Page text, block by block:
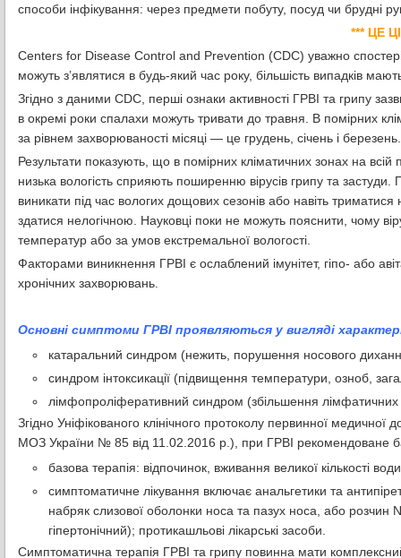
способи інфікування: через предмети побуту, посуд чи брудні
*** ЦЕ
Centers for Disease Control and Prevention (CDC) уважно
можуть з’являтися в будь-який час року, більшість випадків
Згідно з даними CDC, перші ознаки активності ГРВІ та грипу
в окремі роки спалахи можуть тривати до травня. В помірних
за рівнем захворюваності місяці — це грудень, січень і березень.
Результати показують, що в помірних кліматичних зонах на всій
низька вологість сприяють поширенню вірусів грипу та
виникати під час вологих дощових сезонів або навіть
здатися нелогічною. Науковці поки не можуть пояснити, чому
температур або за умов екстремальної вологості.
Факторами виникнення ГРВІ є ослаблений імунітет, гіпо- або
хронічних захворювань.
Основні симптоми ГРВІ проявляються у вигляді
катаральний синдром (нежить, порушення носового
синдром інтоксикації (підвищення температури, озноб,
лімфопроліферативний синдром (збільшення лімфатичних
Згідно Уніфікованого клінічного протоколу первинної медичної
МОЗ України № 85 від 11.02.2016 р.), при ГРВІ рекомендоване
базова терапія: відпочинок, вживання великої кількості
симптоматичне лікування включає анальгетики та
набряк слизової оболонки носа та пазух носа, або розчин
гіпертонічний); протикашльові лікарські засоби.
Симптоматична терапія ГРВІ та грипу повинна мати